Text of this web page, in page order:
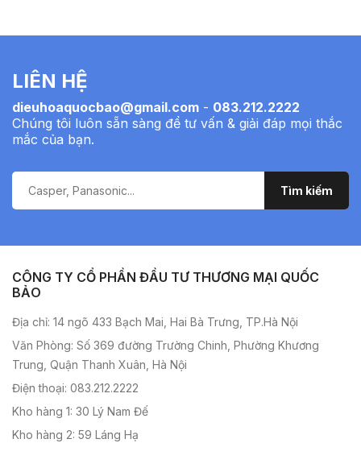
LIÊN HỆ
dieuhoaquocbao@gmail.com - 083.212.2222
Chúng tôi luôn sẵn sàng để tư vấn & giải đáp mọi thắc
mắc của bạn.
CÔNG TY CỔ PHẦN ĐẦU TƯ THƯƠNG MẠI QUỐC
BẢO
Địa chỉ: 14 ngõ 433 Bạch Mai, Hai Bà Trưng, TP.Hà Nội
Văn Phòng: Số 369 đường Trường Chinh, Phường Khương
Trung, Quận Thanh Xuân, Hà Nội
Điện thoại: 083.212.2222
Kho hàng 1: 30 Lý Nam Đế
Kho hàng 2: 59 Láng Hạ